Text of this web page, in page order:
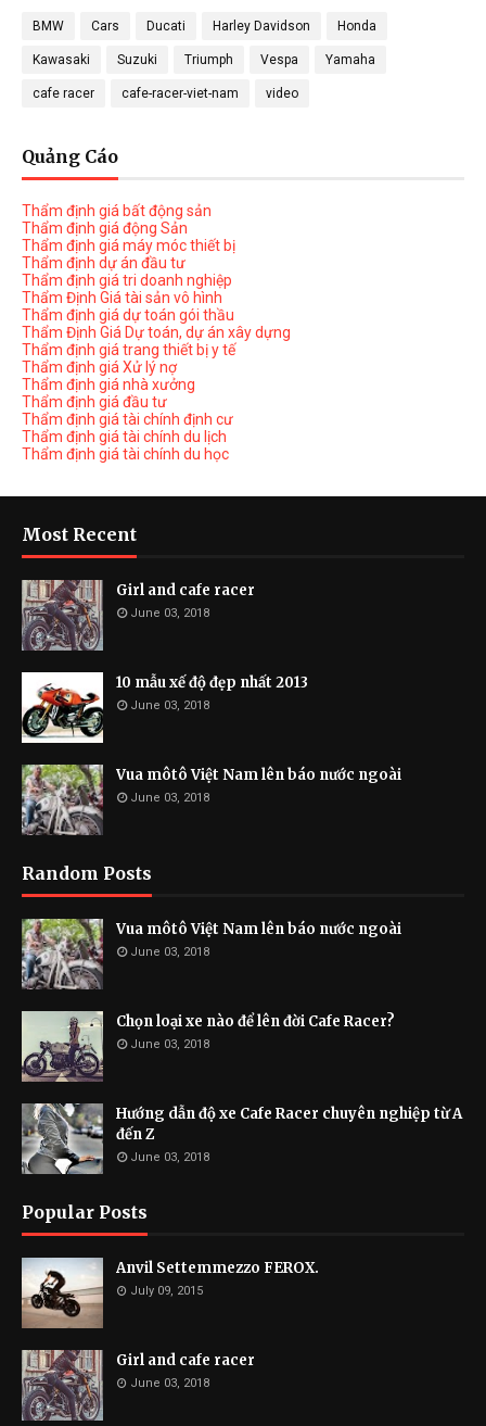
BMW Cars Ducati Harley Davidson Honda
Kawasaki Suzuki Triumph Vespa Yamaha
cafe racer cafe-racer-viet-nam video
Quảng Cáo
Thẩm định giá bất động sản
Thẩm định giá động Sản
Thẩm định giá máy móc thiết bị
Thẩm định dự án đầu tư
Thẩm định giá tri doanh nghiệp
Thẩm Định Giá tài sản vô hình
Thẩm định giá dự toán gói thầu
Thẩm Định Giá Dự toán, dự án xây dựng
Thẩm định giá trang thiết bị y tế
Thẩm định giá Xử lý nợ
Thẩm định giá nhà xưởng
Thẩm định giá đầu tư
Thẩm định giá tài chính định cư
Thẩm định giá tài chính du lịch
Thẩm định giá tài chính du học
Most Recent
Girl and cafe racer
June 03, 2018
10 mẫu xế độ đẹp nhất 2013
June 03, 2018
Vua môtô Việt Nam lên báo nước ngoài
June 03, 2018
Random Posts
Vua môtô Việt Nam lên báo nước ngoài
June 03, 2018
Chọn loại xe nào để lên đời Cafe Racer?
June 03, 2018
Hướng dẫn độ xe Cafe Racer chuyên nghiệp từ A
đến Z
June 03, 2018
Popular Posts
Anvil Settemmezzo FEROX.
July 09, 2015
Girl and cafe racer
June 03, 2018